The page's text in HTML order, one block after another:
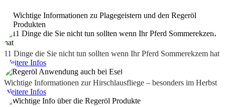
Wichtige Informationen zu Plagegeistern und den Regeröl
Produkten
11 Dinge die Sie nicht tun sollten wenn Ihr Pferd Sommerekzem hat
Weitere Infos
Wichtige Informationen zur Hirschlausfliege – besonders im Herbst
Weitere Infos